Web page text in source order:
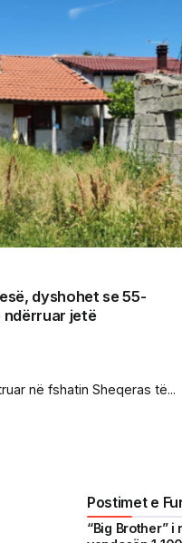
dyshohet se 55-
ndërruar jetë
në fshatin Sheqeras të...
Postimet e
“Big Brother”